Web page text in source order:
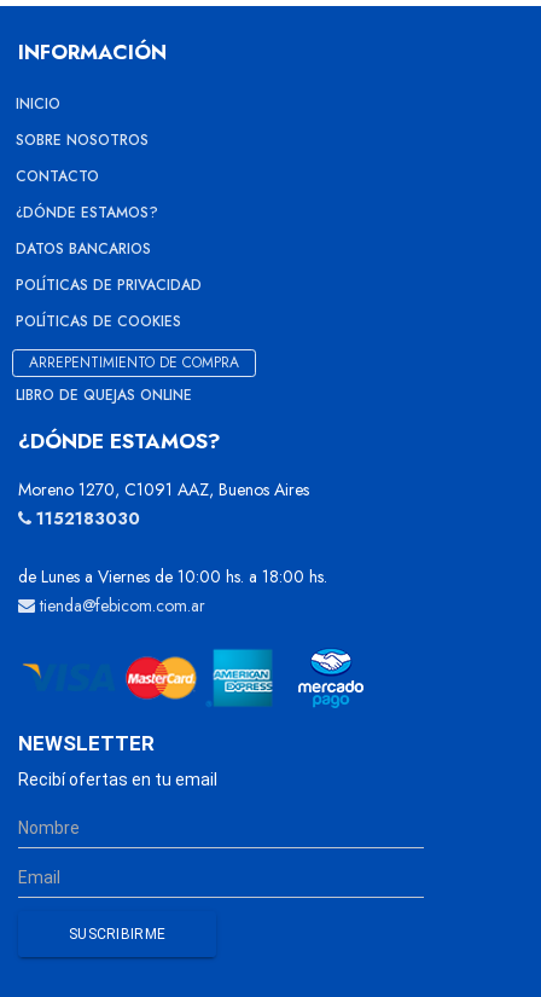
INFORMACIÓN
INICIO
SOBRE NOSOTROS
CONTACTO
¿DÓNDE ESTAMOS?
DATOS BANCARIOS
POLÍTICAS DE PRIVACIDAD
POLÍTICAS DE COOKIES
ARREPENTIMIENTO DE COMPRA
LIBRO DE QUEJAS ONLINE
¿DÓNDE ESTAMOS?
Moreno 1270, C1091 AAZ, Buenos Aires
1152183030
de Lunes a Viernes de 10:00 hs. a 18:00 hs.
tienda@febicom.com.ar
NEWSLETTER
Recibí ofertas en tu email